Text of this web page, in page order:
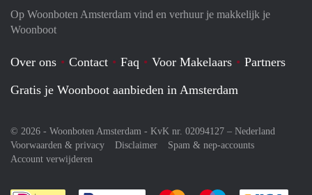
Op Woonboten Amsterdam vind en verhuur je makkelijk je
Woonboot
Over ons Contact Faq Voor Makelaars
Partners
Gratis je Woonboot aanbieden in Amsterdam
© 2026 - Woonboten Amsterdam - KvK nr. 02094127 – Nederland
Voorwaarden & privacy
Disclaimer
Spam & nep-accounts
Account verwijderen